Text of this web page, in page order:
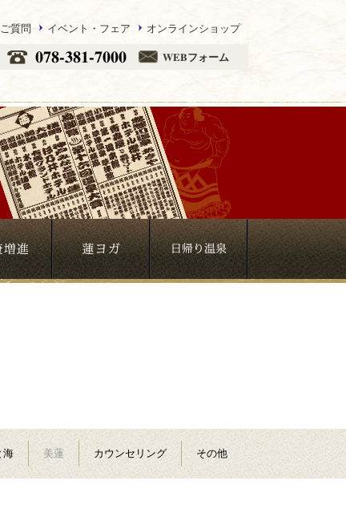
質問 イベント・フェア オンラインショップ
078-381-7000 WEBフォーム
海 美蓮 カウンセリング その他